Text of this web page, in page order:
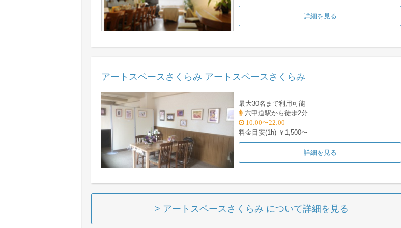
詳細を見る
アートスペースさくらみ アートスペースさくらみ
最大30名まで利用可能
六甲道駅から徒歩2分
10:00〜22:00
料金目安(1h) ￥1,500〜
詳細を見る
> アートスペースさくらみ について詳細を見る